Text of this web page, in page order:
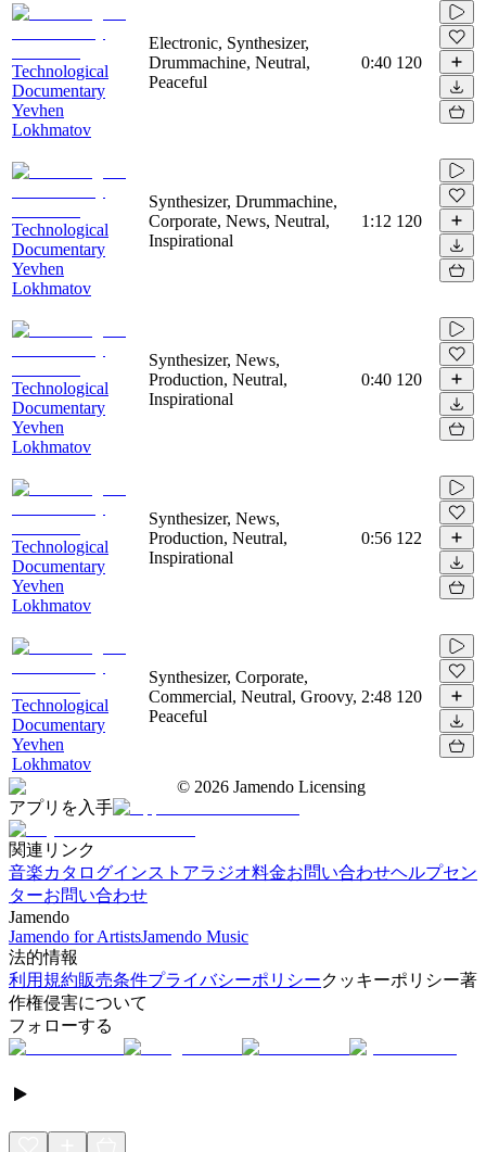
Technological
Documentary
Yevhen
Lokhmatov
Electronic, Synthesizer,
Drummachine, Neutral,
Peaceful
0:40 120
Technological
Documentary
Yevhen
Lokhmatov
Synthesizer, Drummachine,
Corporate, News, Neutral,
Inspirational
1:12 120
Technological
Documentary
Yevhen
Lokhmatov
Synthesizer, News,
Production, Neutral,
Inspirational
0:40 120
Technological
Documentary
Yevhen
Lokhmatov
Synthesizer, News,
Production, Neutral,
Inspirational
0:56 122
Technological
Documentary
Yevhen
Lokhmatov
Synthesizer, Corporate,
Commercial, Neutral, Groovy,
Peaceful
2:48 120
© 2026 Jamendo Licensing
アプリを入手
関連リンク
音楽カタログインストアラジオ料金お問い合わせヘルプセン
ターお問い合わせ
Jamendo
Jamendo for ArtistsJamendo Music
法的情報
利用規約販売条件プライバシーポリシークッキーポリシー著
作権侵害について
フォローする